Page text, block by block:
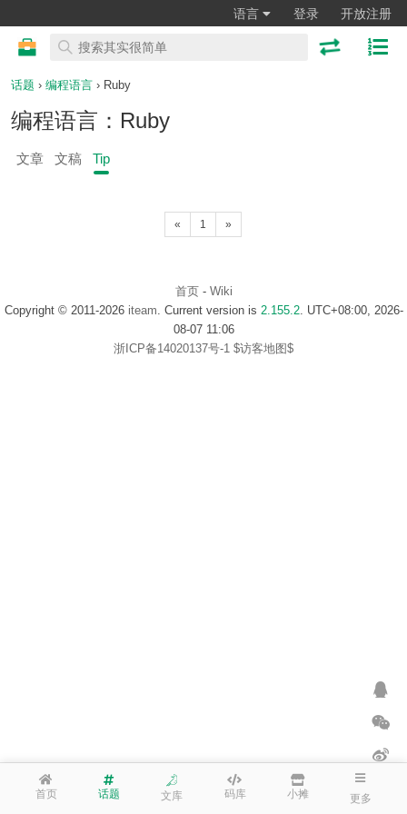
语言 登录 开放注册
首页 话题 文库 码库 小摊 更多
话题 › 编程语言 › Ruby
编程语言：Ruby
文章 文稿 Tip
« 1 »
首页- Wiki
Copyright © 2011-2026 iteam . Current version is 2.155.2. UTC+08:00, 2026-
08-07 11:06
浙ICP备14020137号-1 $访客地图$